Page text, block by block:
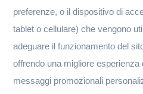
preferenze, o il dispositivo di
tablet o cellulare) che vengono
adeguare il funzionamento del
offrendo una migliore
messaggi promozionali